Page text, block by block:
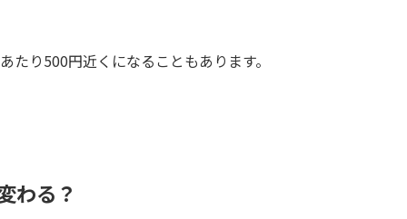
り500円近くになることもあります。
わる？